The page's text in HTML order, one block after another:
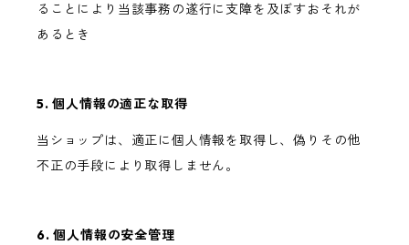
ることにより当該事務の遂行に支障を及ぼすおそれが
あるとき
5. 個人情報の適正な取得
当ショップは、適正に個人情報を取得し、偽りその他
不正の手段により取得しません。
6. 個人情報の安全管理